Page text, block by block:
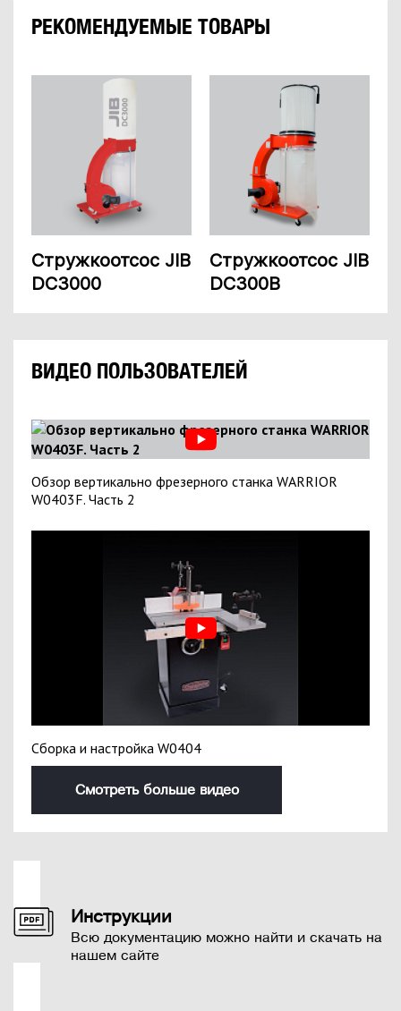
РЕКОМЕНДУЕМЫЕ ТОВАРЫ
Стружкоотсос JIB
DC3000
Стружкоотсос JIB
DC300B
ВИДЕО ПОЛЬЗОВАТЕЛЕЙ
Обзор вертикально фрезерного станка WARRIOR
W0403F. Часть 2
Сборка и настройка W0404
Смотреть больше видео
Инструкции
Всю документацию можно найти и скачать на
нашем сайте